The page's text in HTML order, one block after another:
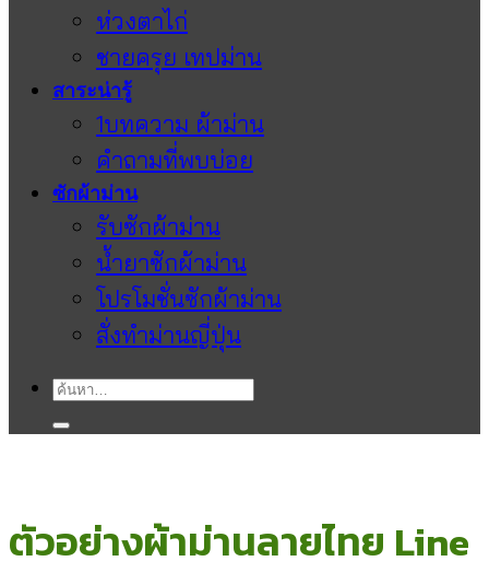
ห่วงตาไก่
ชายครุย เทปม่าน
สาระน่ารู้
1บทความ ผ้าม่าน
คำถามที่พบบ่อย
ซักผ้าม่าน
รับซักผ้าม่าน
น้ำยาซักผ้าม่าน
โปรโมชั่นซักผ้าม่าน
สั่งทำม่านญี่ปุ่น
ค้นหา:
ตัวอย่างผ้าม่านลายไทย Line